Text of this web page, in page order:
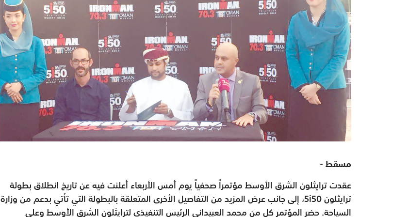
مسقط -
عقدت ترايثلون الشرق الأوسط مؤتمراً صحفياً يوم أمس الأربعاء أعلنت فيه عن تاريخ انطلاق بطولة
ترايثلون 5i50، إلى جانب عرض المزيد من التفاصيل الأخرى المتعلقة بالبطولة التي تأتي بدعم من وزارة
السياحة. حضر المؤتمر كل من محمد العبيداني الرئيس التنفيذي لترايثلون الشرق الأوسط وعلي